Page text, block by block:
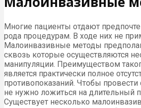
Многие пациенты отдают
рода процедурам. В ходе них не
Малоинвазивные методы
сквозь которые осуществляются
манипуляции. Преимуществом
является практически полное
противопоказаний. Чтобы
не нужно ложиться на длительный
Существует несколько